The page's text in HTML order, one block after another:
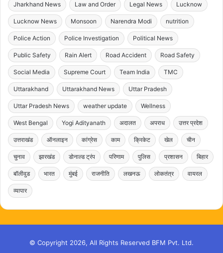
Jharkhand News Law and Order Legal News Lucknow
Lucknow News Monsoon Narendra Modi nutrition
Police Action Police Investigation Political News
Public Safety Rain Alert Road Accident Road Safety
Social Media Supreme Court Team India TMC
Uttarakhand Uttarakhand News Uttar Pradesh
Uttar Pradesh News weather update Wellness
West Bengal Yogi Adityanath अदालत अपराध उत्तर प्रदेश
उत्तराखंड ऑनलाइन कांग्रेस काम क्रिकेट खेल चीन
चुनाव झारखंड डोनाल्ड ट्रंप परिणाम पुलिस प्रशासन बिहार
बॉलीवुड भारत मुंबई राजनीति लखनऊ लोकतंत्र वायरल
व्यापार
© Copyright 2026, All Rights Reserved BFM Pvt. Ltd.